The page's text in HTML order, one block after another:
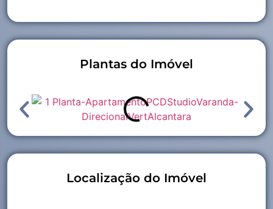
Plantas do Imóvel
Localização do Imóvel